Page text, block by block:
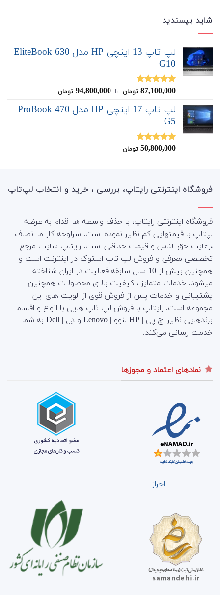
شاید بپسندید
لپ تاپ 13 اینچی HP مدل EliteBook 630
G10
نمره5.00
87,100,000 تومان ‌ تا ‌ 94,800,000 تومان
لپ تاپ 17 اینچی HP مدل ProBook 470
G5
نمره5.00
50,800,000 تومان
فروشگاه اینترنتی رایتاپ، بررسی ، خرید و انتخاب لپ‌تاپ
فروشگاه اینترنتی رایتاپ، با حذف واسطه ها اقدام به عرضه
لپتاپ با قیمتهایی کم نظیر نموده است. سرلوحه کار ما انصاف
،رعایت حق الناس و قیمت حداقلی است. رایتاپ سایت مرجع
تخصصی معرفی و فروش لپ تاپ استوک در اینترنت است و
همچنین بیش از 10 سال سابقه فعالیت در ایران شناخته
میشود. خدمات متمایز ، کیفیت بالای محصولات همچنین
پشتیبانی و خدمات پس از فروش قوی از الویت های این
مجموعه است. رایتاپ با فروش لپ تاپ هایی با انواع و اقسام
برندهایی نظیر اچ پی | HP لنوو | Lenovo و دِل | Dell به شما
خدمت رسانی می‌کند.
نمادهای اعتماد و مجوزها
احراز